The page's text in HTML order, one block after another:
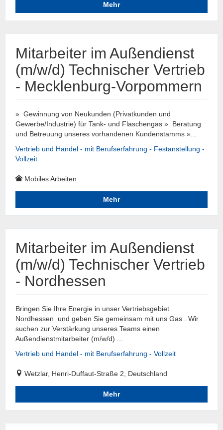
Mehr
Mitarbeiter im Außendienst
(m/w/d) Technischer Vertrieb
- Mecklenburg-Vorpommern
» Gewinnung von Neukunden (Privatkunden und
Gewerbe/Industrie) für Tank- und Flaschengas » Beratung
und Betreuung unseres vorhandenen Kundenstamms »...
Vertrieb und Handel - mit Berufserfahrung - Festanstellung -
Vollzeit
Mobiles Arbeiten
Mehr
Mitarbeiter im Außendienst
(m/w/d) Technischer Vertrieb
- Nordhessen
Bringen Sie Ihre Energie in unser Vertriebsgebiet
Nordhessen und geben Sie gemeinsam mit uns Gas . Wir
suchen zur Verstärkung unseres Teams einen
Außendienstmitarbeiter (m/w/d) ...
Vertrieb und Handel - mit Berufserfahrung - Vollzeit
Wetzlar, Henri-Duffaut-Straße 2, Deutschland
Mehr